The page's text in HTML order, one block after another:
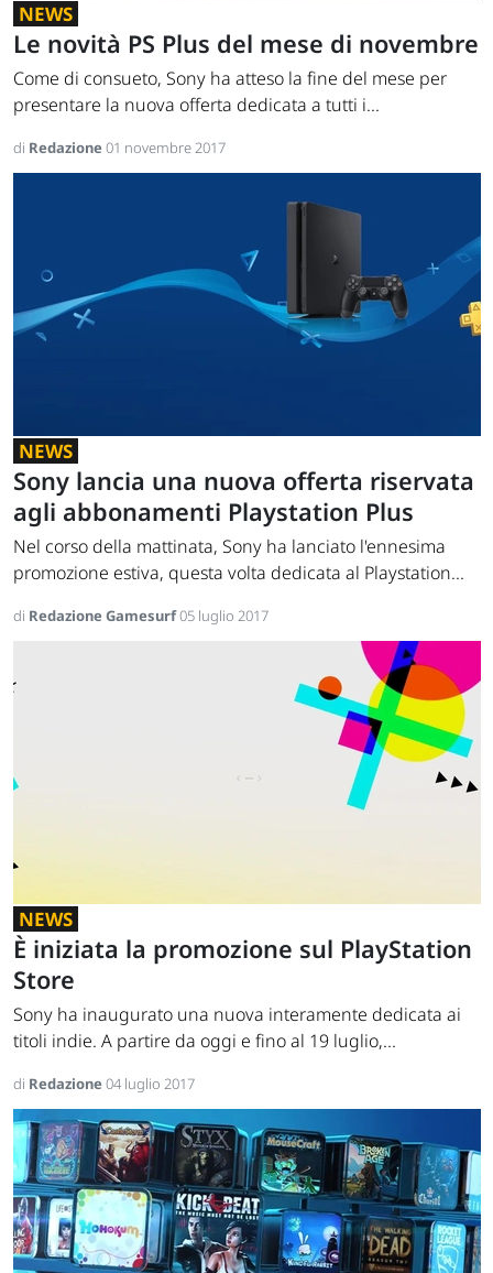
NEWS
Le novità PS Plus del mese di novembre
Come di consueto, Sony ha atteso la fine del mese per
presentare la nuova offerta dedicata a tutti i...
di Redazione01 novembre 2017
NEWS
Sony lancia una nuova offerta riservata
agli abbonamenti Playstation Plus
Nel corso della mattinata, Sony ha lanciato l'ennesima
promozione estiva, questa volta dedicata al Playstation...
di Redazione Gamesurf05 luglio 2017
NEWS
È iniziata la promozione sul PlayStation
Store
Sony ha inaugurato una nuova interamente dedicata ai
titoli indie. A partire da oggi e fino al 19 luglio,...
di Redazione04 luglio 2017